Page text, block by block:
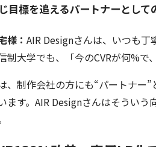
目標を追えるパートナーとして
様： AIR Designさんは、いつも
制大学でも、「今のCVRが何%
、制作会社の方にも“パートナー
ます。AIR Designさんはそうい